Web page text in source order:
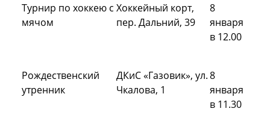
Турнир по хоккею с
мячом
Хоккейный корт,
пер. Дальний, 39
8
января
в 12.00
Рождественский
утренник
ДКиС «Газовик», ул.
Чкалова, 1
8
января
в 11.30